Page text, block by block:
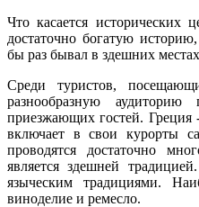
Что касается исторических
достаточно богатую
бы раз бывал в здешних
Среди туристов,
разнообразную
приезжающих гостей. Греция
включает в свои курорты
проводятся достаточно
является здешней
языческим традициями.
виноделие и ремесло.